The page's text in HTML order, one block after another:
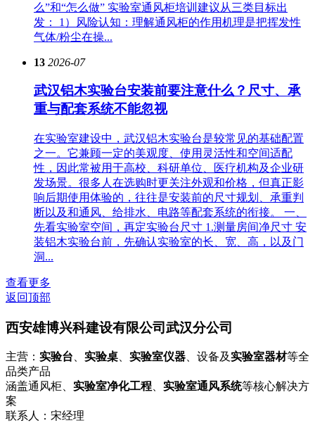
么”和“怎么做” 实验室通风柜培训建议从三类目标出
发： 1）风险认知：理解通风柜的作用机理是把挥发性
气体/粉尘在操...
13 2026-07
武汉铝木实验台安装前要注意什么？尺寸、承
重与配套系统不能忽视
在实验室建设中，武汉铝木实验台是较常见的基础配置
之一。它兼顾一定的美观度、使用灵活性和空间适配
性，因此常被用于高校、科研单位、医疗机构及企业研
发场景。很多人在选购时更关注外观和价格，但真正影
响后期使用体验的，往往是安装前的尺寸规划、承重判
断以及和通风、给排水、电路等配套系统的衔接。 一、
先看实验室空间，再定实验台尺寸 1.测量房间净尺寸 安
装铝木实验台前，先确认实验室的长、宽、高，以及门
洞...
查看更多
返回顶部
西安雄博兴科建设有限公司武汉分公司
主营： 实验台 实验桌 实验室仪器 、设备及实验室器材等全
品类产品
涵盖通风柜、 实验室净化工程 实验室通风系统等核心解决方
案
联系人：宋经理